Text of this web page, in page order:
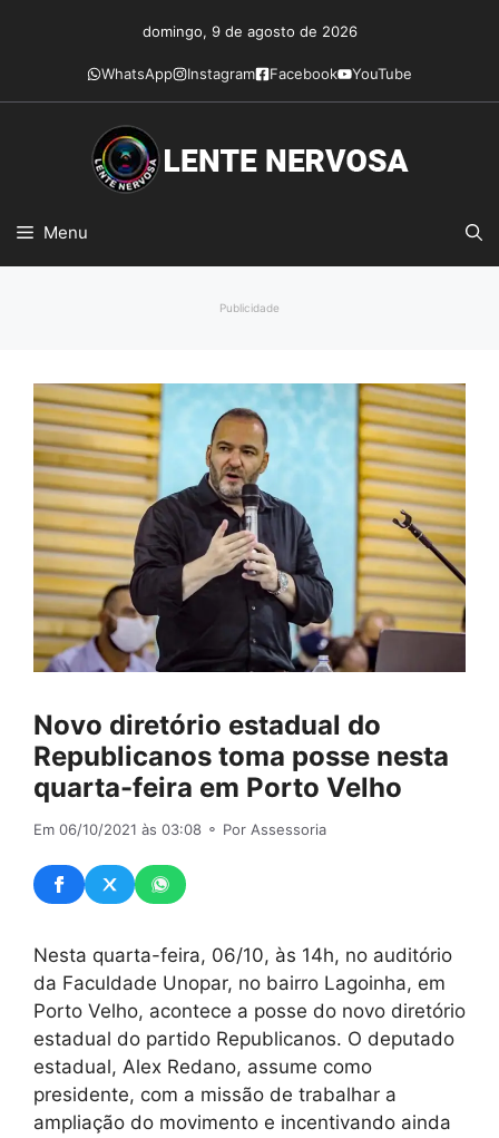
conteúdo
domingo, 9 de agosto de 2026
WhatsApp Instagram Facebook YouTube
Menu
Publicidade
Novo diretório estadual do
Republicanos toma posse nesta
quarta-feira em Porto Velho
Em 06/10/2021 às 03:08 ⚬ Por Assessoria
Nesta quarta-feira, 06/10, às 14h, no auditório
da Faculdade Unopar, no bairro Lagoinha, em
Porto Velho, acontece a posse do novo diretório
estadual do partido Republicanos. O deputado
estadual, Alex Redano, assume como
presidente, com a missão de trabalhar a
ampliação do movimento e incentivando ainda